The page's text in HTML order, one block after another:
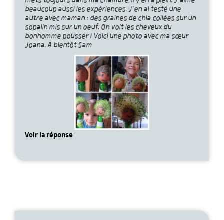
beaucoup aussi les expériences. J’en ai testé une
autre avec maman : des graines de chia collées sur un
sopalin mis sur un oeuf. On voit les cheveux du
bonhomme pousser ! Voici une photo avec ma sœur
Joana. A bientôt Sam
Voir la réponse